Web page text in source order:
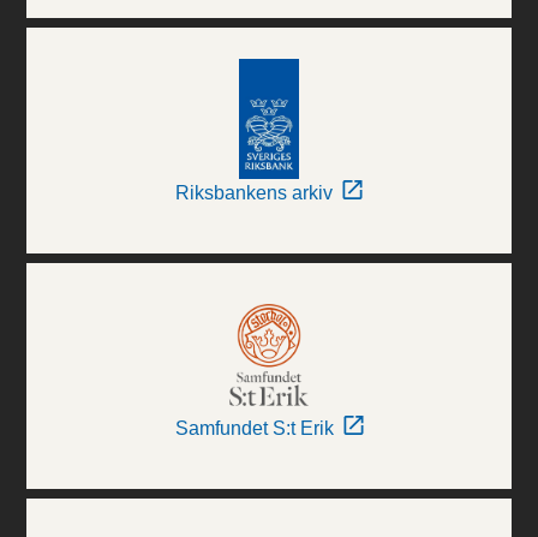
Riksbankens arkiv
Samfundet S:t Erik